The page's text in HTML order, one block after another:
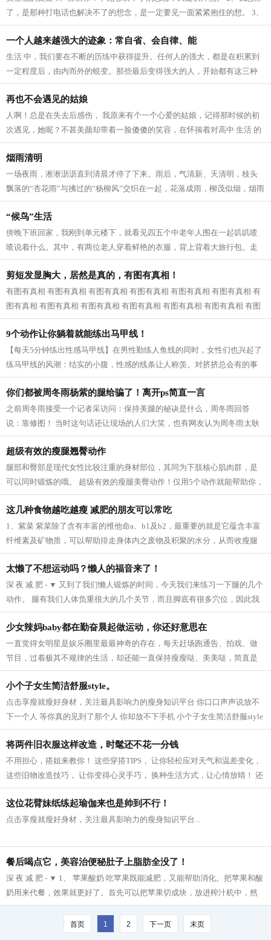
了，是那种打电话也解决不了的想念，是一定要见一面紧紧抱住的想。 3、
我爱这个世界上的三件事：太阳，月...
一个人越来越强大的迹象：常自省、会自律、能
生活 中，我们要在不断的历练中获得提升。任何人的强大，都是在积累到
一定程度后，由内而外的蜕变。那些最后变得强大的人，开始都有这三种
迹象。 常自省 人生 路上，每个人的境...
再也不会遇见的姑娘
人啊！总是在失去后感伤， 我原来有个一个心爱的姑娘，记得那时候的初
次遇见，她呢？不甚美颜却带着一脸傻傻的笑容，在怀揣着对高中 生活 的
向往，在人群中拥挤寻找着我的老师...
烟雨清明
一场夜雨，淅淅沥沥直到清晨才停了下来。雨后，气清新、天清明，枝头
飘落的“杏花雨”与拂过的“杨柳风”交织在一起，花落成雨，柳茂似烟，烟雨
清明寄深情。 清明，逐雨而来。...
“候鸟”生活
傍晚下班回家，我刚到单元楼下，就看见四五个中老年人围在一起叽叽喳
喳说着什么。其中，有两位老人穿着鲜艳的衣服，背上背着大旅行包。走
近一看，原来是婆婆和公公，我已经快...
剪短发显胸大，居然是真的，有图有真相！
有图有真相 有图有真相 有图有真相 有图有真相 有图有真相 有图有真相 有
图有真相 有图有真相 有图有真相 有图有真相 有图有真相 有图有真相 有图
有真相...
9个动作让你躺着就能练出马甲线！
【每天5分钟练出性感马甲线】在男性勤练人鱼线的同时，女性们也兴起了
练马甲线的风潮：结实的小腹，性感的线条让人称羡。对挤挤总会有的事
业线，拥有马甲线的女性呈现的体态更...
你们都被周冬雨杨紫的腿给骗了！离开ps简直一言
之前周冬雨接受一个记者采访问：保持美腿的秘诀是什么，周冬雨回答
说：靠修图！ 当时这句话还让现场的人们大笑，也有网友认为周冬雨太耿
直，然而，看了一些没有后期修的图片之...
超级有效的瘦腿翘臀动作
腿部和臀部是现代女性比较注重的身材部位，其同为下肢核心肌肉群，是
可以同时锻炼的哦。 超级有效的瘦腿美臀动作！仅用5个动作就能帮助你，
瘦出性感美腿，同时还塑造紧致翘臀...
这几种食物越吃越瘦 减肥的朋友可以常吃
1、紫菜 紫菜除了含有丰富的维他命a、b1及b2，最重要的就是它蕴含丰富
纤维素及矿物质，可以帮助排走身体内之废物及积聚的水分，从而收瘦腿
之效。 2、芝麻 芝麻它的亚麻仁油酸可以...
太懒了不想运动吗？懒人的福音来了！
深 夜 减 肥 - ▼ 又到了我们懒人锻炼的时间，今天我们来练习一下腿的几个
动作。 腿有我们人体负重很大的几个关节，而且脚底有很多穴位，因此我
们要多锻炼我们的脚，促进血液循...
少女辣妈baby都在勤奋晨起做运动，你还好意思在
一直觉得女明星是娱乐圈里最最神奇的存在，每天赶场跑通告、拍戏、做
节目，过着极其不规律的生活，却还能一直保持瘦瘦哒、美美哒，简直是
羡慕死我们这些凡人啦~老天爷爷太不公...
小个子女生简洁舒服style。
点击享瘦就瘦好身材，关注最具影响力的瘦身知识平台 你口口声声说放不
下一个人 等你真的见到了那个人 你却放不下手机 小个子女生简洁舒服style
模特身高159CM 165cm半熟女生的轻熟小性...
将两件旧衣服这样改造，时髦还不花一分钱
不用担心，搭姐来教你！ 这些穿搭TIPS， 让你轻松应对天气和温差变化，
这些旧物改造技巧， 让你变得心灵手巧， 换种生活方式，让心情放晴！ 还
等什么，快点学起来吧！ 针织衫 风...
这位花臂妹纸练起瑜伽来也是帅到不行！
点击享瘦就瘦好身材，关注最具影响力的瘦身知识平台...
餐后喝点它，美容治便秘肚子上脂肪全没了！
深 夜 减 肥 - ▼ 1、 苹果酸奶 吃苹果既能减肥，又能帮助消化。把苹果和酸
奶用来代餐，效果就更好了。首先可以把苹果切成块，放进榨汁机中，然
后再把榨好的苹果汁与酸奶拌在一起...
首页 1 2 下一页 末页